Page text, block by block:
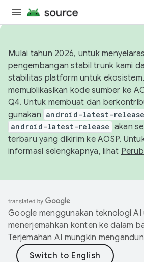
Mulai tahun 2026, untuk
pengembangan stabil trunk kami
stabilitas platform untuk
memublikasikan kode sumber ke
Q4. Untuk membuat dan
gunakan android-latest-release
android-latest-release akan
terbaru yang dikirim ke AOSP.
informasi selengkapnya, lihat
Google menggunakan teknologi AI
menerjemahkan konten ke dalam
Terjemahan AI mungkin